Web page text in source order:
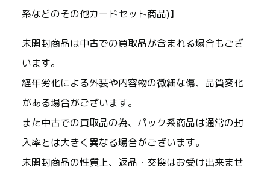
系などのその他カードセット商品)】
未開封商品は中古での買取品が含まれる場合もござ
います。
経年劣化による外装や内容物の微細な傷、品質変化
がある場合がございます。
また中古での買取品の為、パック系商品は通常の封
入率とは大きく異なる場合がございます。
未開封商品の性質上、返品・交換はお受け出来ませ